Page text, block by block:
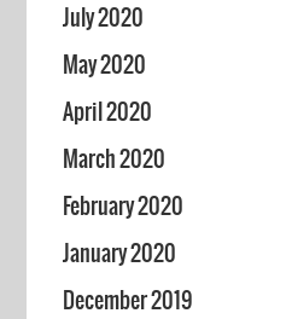
July 2020
May 2020
April 2020
March 2020
February 2020
January 2020
December 2019